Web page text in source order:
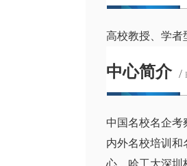
高校教授、学者
中心简介 /
中国名校名企
内外名校培训
心、哈工大深圳